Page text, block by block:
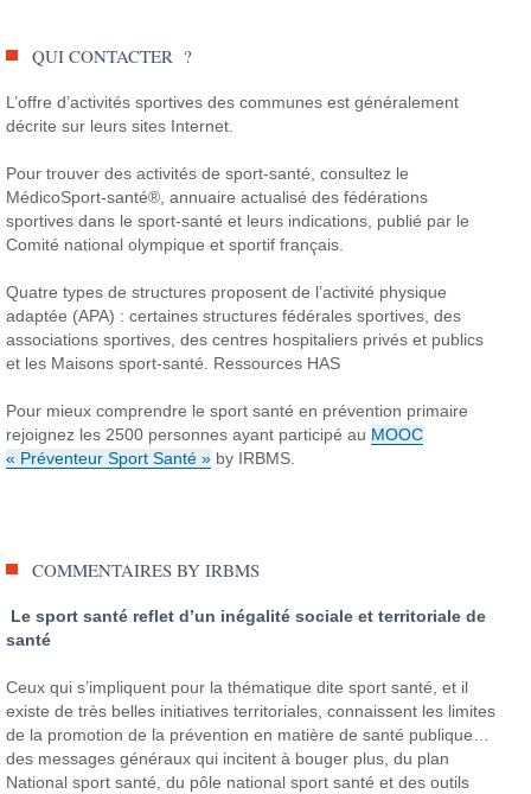
QUI CONTACTER ?
L’offre d’activités sportives des communes est généralement
décrite sur leurs sites Internet.
Pour trouver des activités de sport-santé, consultez le
MédicoSport-santé®, annuaire actualisé des fédérations
sportives dans le sport-santé et leurs indications, publié par le
Comité national olympique et sportif français.
Quatre types de structures proposent de l’activité physique
adaptée (APA) : certaines structures fédérales sportives, des
associations sportives, des centres hospitaliers privés et publics
et les Maisons sport-santé. Ressources HAS
Pour mieux comprendre le sport santé en prévention primaire
rejoignez les 2500 personnes ayant participé au MOOC
« Préventeur Sport Santé » by IRBMS.
COMMENTAIRES BY IRBMS
Le sport santé reflet d’un inégalité sociale et territoriale de
santé
Ceux qui s’impliquent pour la thématique dite sport santé, et il
existe de très belles initiatives territoriales, connaissent les limites
de la promotion de la prévention en matière de santé publique…
des messages généraux qui incitent à bouger plus, du plan
National sport santé, du pôle national sport santé et des outils